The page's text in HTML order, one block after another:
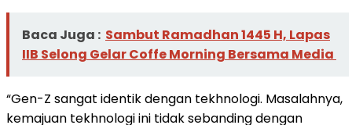
Baca Juga : Sambut Ramadhan 1445 H, Lapas
IIB Selong Gelar Coffe Morning Bersama Media
“Gen-Z sangat identik dengan tekhnologi. Masalahnya,
kemajuan tekhnologi ini tidak sebanding dengan